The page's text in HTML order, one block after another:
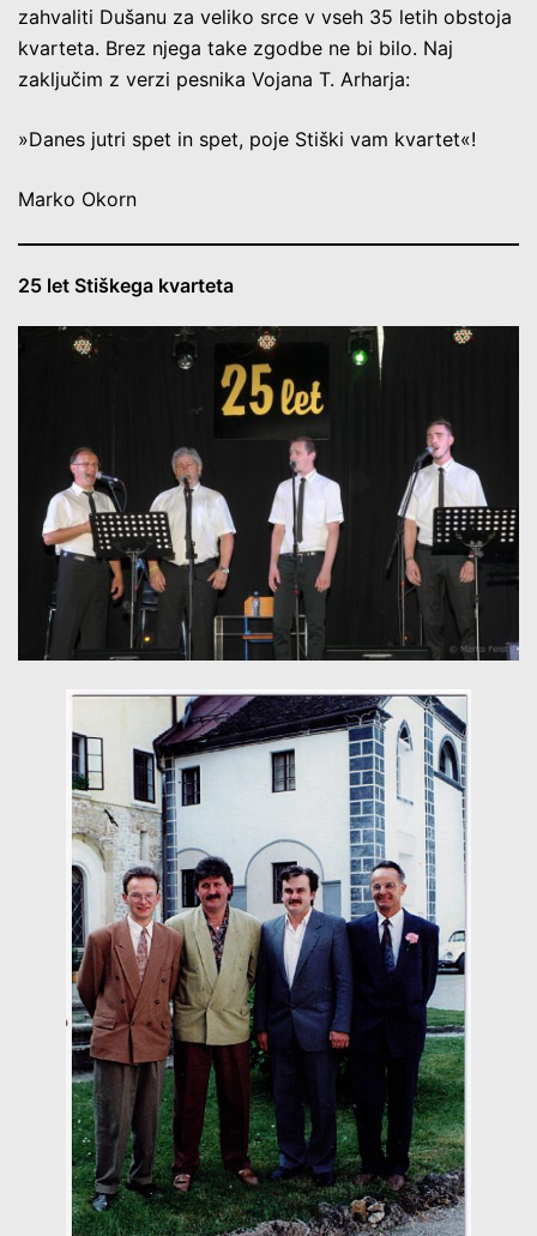
zahvaliti Dušanu za veliko srce v vseh 35 letih obstoja
kvarteta. Brez njega take zgodbe ne bi bilo. Naj
zaključim z verzi pesnika Vojana T. Arharja:
»Danes jutri spet in spet, poje Stiški vam kvartet«!
Marko Okorn
25 let Stiškega kvarteta